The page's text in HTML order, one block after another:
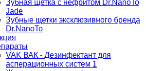
Зубная щетка с нефритом Dr.NanoTo
Jade
Зубные щетки эксклюзивного бренда
Dr.NanoTo
VAK ВАК - Дезинфектант для
асперационных систем 1